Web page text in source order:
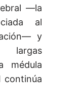
—la
al
y
largas
médula
continúa